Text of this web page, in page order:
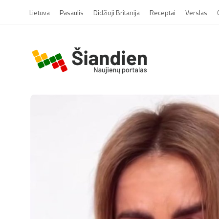
Lietuva Pasaulis Didžioji Britanija Receptai Verslas
S